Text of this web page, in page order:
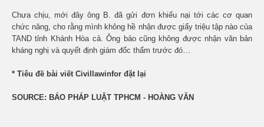
Chưa chịu, mới đây ông B. đã gửi đơn khiếu nại tới các cơ quan
chức năng, cho rằng mình không hề nhận được giấy triệu tập nào của
TAND tỉnh Khánh Hòa cả. Ông bảo cũng không được nhận văn bản
kháng nghị và quyết định giám đốc thẩm trước đó…
* Tiêu đề bài viết Civillawinfor đặt lại
SOURCE: BÁO PHÁP LUẬT TPHCM - HOÀNG VĂN